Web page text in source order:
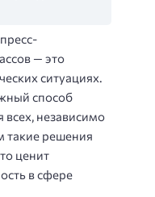
— это
ситуациях.
способ
всех, независимо
такие решения
ценит
в сфере